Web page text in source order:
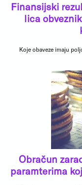
Finansijski
lica
Koje obaveze imaju
Obračun
paramterima